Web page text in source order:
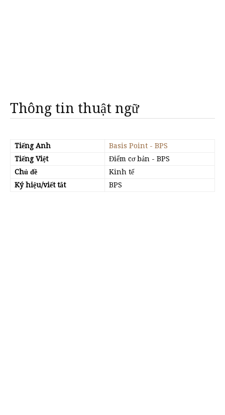
Thông tin thuật ngữ
Tiếng Anh
Basis Point - BPS
Tiếng Việt
Điểm cơ bản - BPS
Chủ đề
Kinh tế
Ký hiệu/viết tắt
BPS